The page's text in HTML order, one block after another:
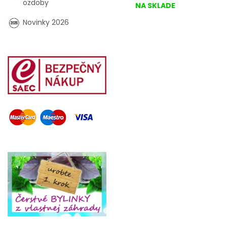
NA SKLADE
ozdoby
Novinky 2026